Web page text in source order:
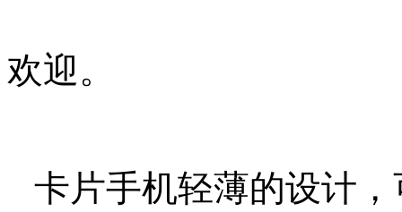
欢迎。
卡片手机轻薄的设计